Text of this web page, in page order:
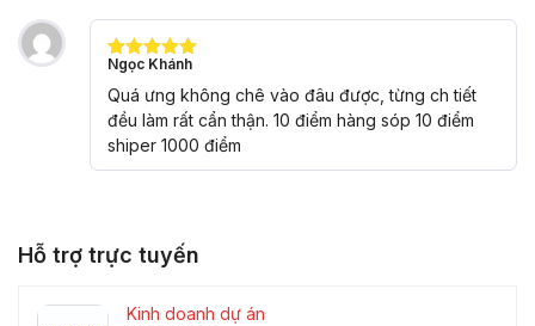
Được xếp
hạng
5
sao
Ngọc Khánh
Quá ưng không chê vào đâu được, từng ch tiết
đều làm rất cẩn thận. 10 điểm hàng sóp 10 điểm
shiper 1000 điểm
Hỗ trợ trực tuyến
Kinh doanh dự án